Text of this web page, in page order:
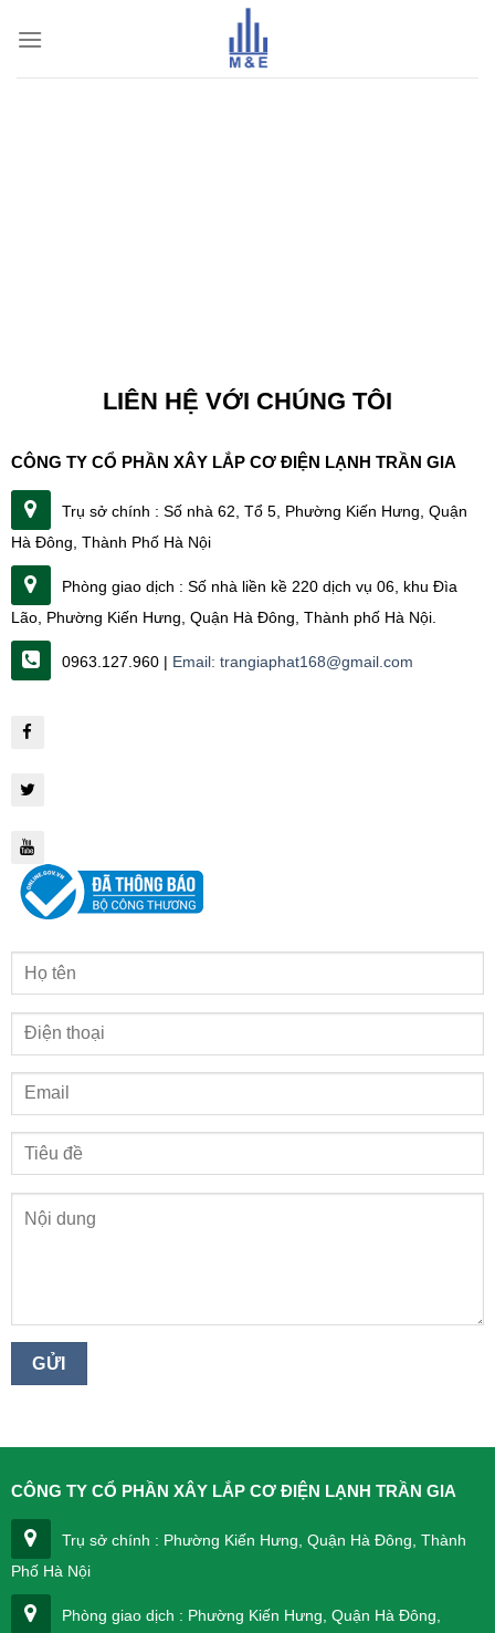
LIÊN HỆ VỚI CHÚNG TÔI
CÔNG TY CỔ PHẦN XÂY LẮP CƠ ĐIỆN LẠNH TRẦN GIA
Trụ sở chính : Số nhà 62, Tổ 5, Phường Kiến Hưng, Quận
Hà Đông, Thành Phố Hà Nội
Phòng giao dịch : Số nhà liền kề 220 dịch vụ 06, khu Đìa
Lão, Phường Kiến Hưng, Quận Hà Đông, Thành phố Hà Nội.
0963.127.960 | Email: trangiaphat168@gmail.com
CÔNG TY CỔ PHẦN XÂY LẮP CƠ ĐIỆN LẠNH TRẦN GIA
Trụ sở chính : Phường Kiến Hưng, Quận Hà Đông, Thành
Phố Hà Nội
Phòng giao dịch : Phường Kiến Hưng, Quận Hà Đông,